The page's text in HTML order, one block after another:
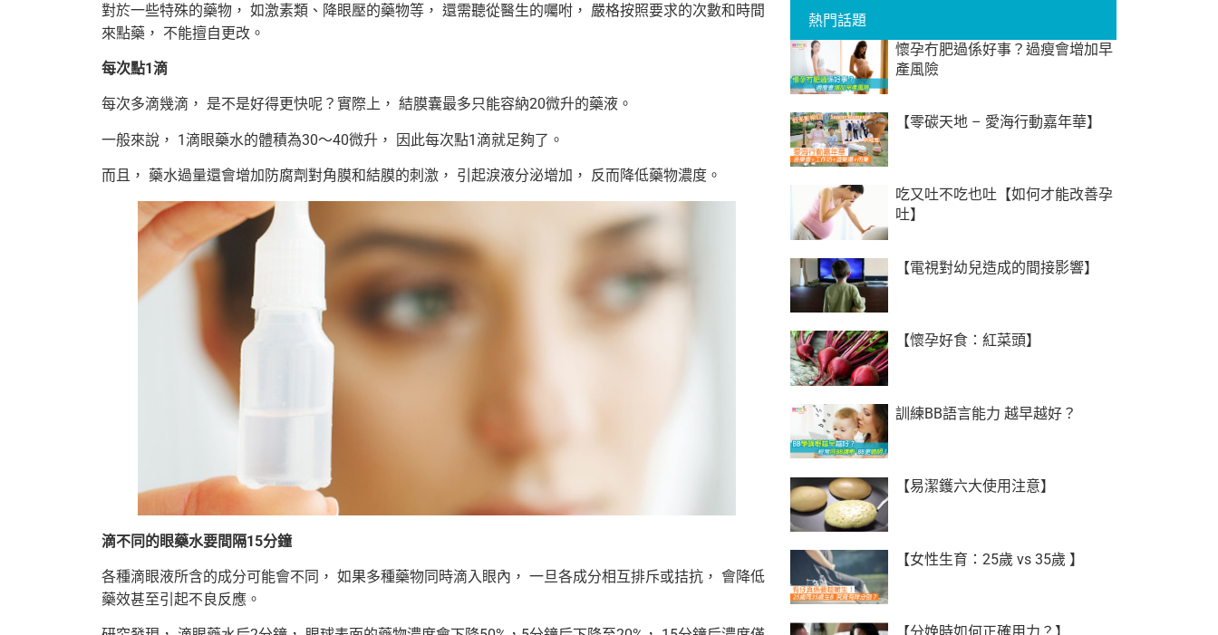
對於一些特殊的藥物， 如激素類、降眼壓的藥物等， 還需聽從醫生的囑咐， 嚴格按照要求的次數和時間
來點藥， 不能擅自更改。
每次點1滴
每次多滴幾滴， 是不是好得更快呢？實際上， 結膜囊最多只能容納20微升的藥液。
一般來說， 1滴眼藥水的體積為30～40微升， 因此每次點1滴就足夠了。
而且， 藥水過量還會增加防腐劑對角膜和結膜的刺激， 引起淚液分泌增加， 反而降低藥物濃度。
滴不同的眼藥水要間隔15分鐘
各種滴眼液所含的成分可能會不同， 如果多種藥物同時滴入眼內， 一旦各成分相互排斥或拮抗， 會降低
藥效甚至引起不良反應。
熱門話題
懷孕冇肥過係好事？過瘦會增加早
產風險
【零碳天地 – 愛海行動嘉年華】
吃又吐不吃也吐【如何才能改善孕
吐】
【電視對幼兒造成的間接影響】
【懷孕好食：紅菜頭】
訓練BB語言能力 越早越好？
【易潔鑊六大使用注意】
【女性生育：25歲 vs 35歲 】